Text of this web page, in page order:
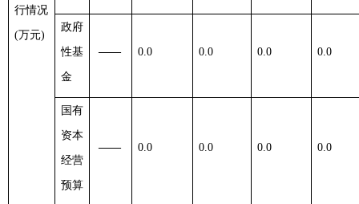
行情况
(万元)
政府
性基
金
—— 0.0 0.0 0.0 0.0
国有
资本
经营
预算
—— 0.0 0.0 0.0 0.0